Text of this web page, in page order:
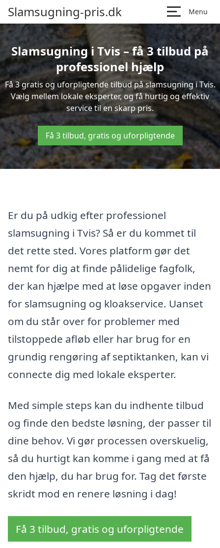
Slamsugning-pris.dk Menu
Slamsugning i Tvis – få 3 tilbud på
professionel hjælp
Få 3 gratis og uforpligtende tilbud på slamsugning i Tvis.
Vælg mellem lokale eksperter, og få hurtig og effektiv
service til en skarp pris.
Få 3 tilbud, gratis og uforpligtende
Er du på udkig efter professionel
slamsugning i Tvis? Så er du kommet til
det rette sted. Vores platform gør det
nemt for dig at finde pålidelige fagfolk,
der kan hjælpe med at løse opgaver inden
for slamsugning og kloakservice. Uanset
om du står over for problemer med
tilstoppede afløb eller har brug for en
grundig rengøring af septiktanken, kan vi
connecte dig med lokale eksperter.
Med simple steps kan du indhente tilbud
og finde den bedste løsning, der passer til
dine behov. Vi gør processen overskuelig,
så du hurtigt kan komme i gang med at få
den hjælp, du har brug for. Tag det første
skridt mod en renere løsning i dag!
Få 3 tilbud, gratis og uforpligtende